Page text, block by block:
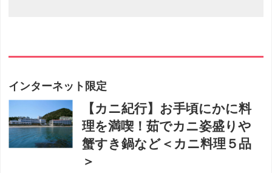
インターネット限定
【カニ紀行】お手頃にかに料
理を満喫！茹でカニ姿盛りや
蟹すき鍋など＜カニ料理５品
＞